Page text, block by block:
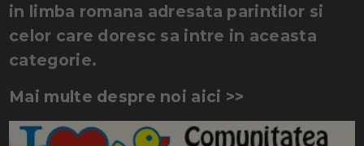
in limba romana adresata parintilor si
celor care doresc sa intre in aceasta
categorie.
Mai multe despre noi aici >>